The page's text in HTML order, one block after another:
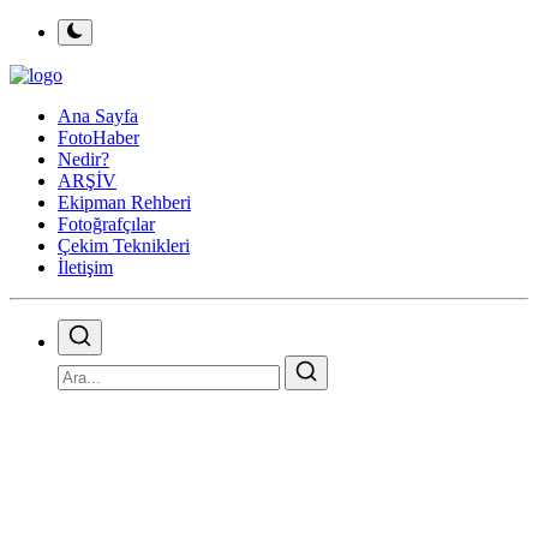
Ana Sayfa
FotoHaber
Nedir?
ARŞİV
Ekipman Rehberi
Fotoğrafçılar
Çekim Teknikleri
İletişim